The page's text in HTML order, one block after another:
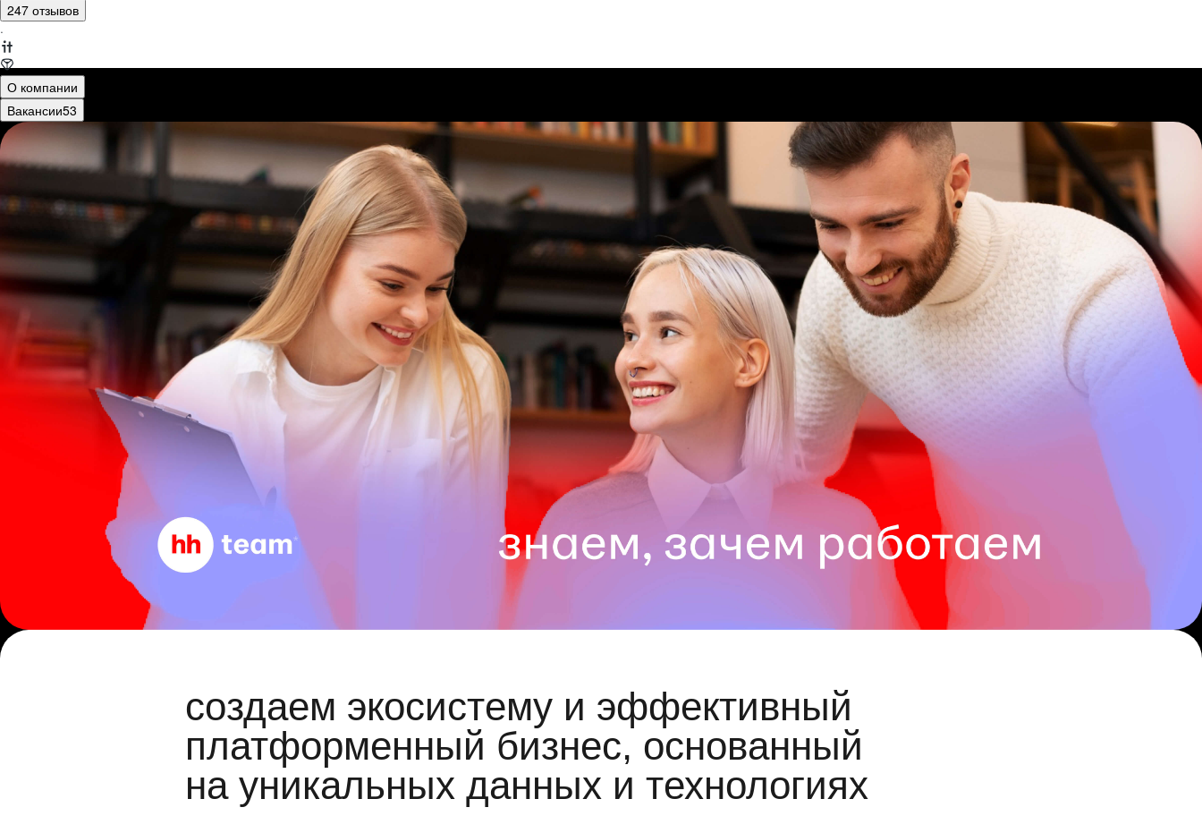
247 отзывов
·
О компании
Вакансии53
создаем экосистему и эффективный
платформенный бизнес, основанный
на уникальных данных и технологиях